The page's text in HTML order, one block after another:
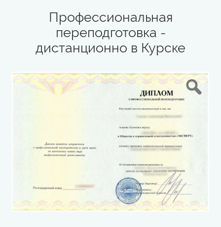
Профессиональная
переподготовка -
дистанционно в Курске